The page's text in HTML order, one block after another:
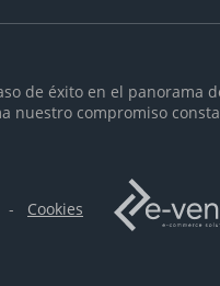
de éxito en el panorama
nuestro compromiso
- Cookies